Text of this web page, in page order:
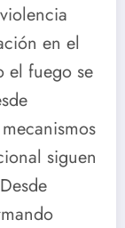
en el
el fuego se
siguen